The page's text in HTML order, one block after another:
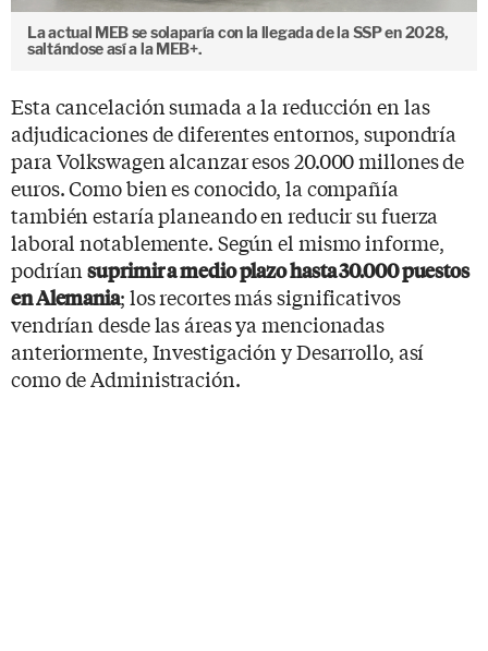
La actual MEB se solaparía con la llegada de la SSP en 2028,
saltándose así a la MEB+.
Esta cancelación sumada a la reducción en las
adjudicaciones de diferentes entornos, supondría
para Volkswagen alcanzar esos 20.000 millones de
euros. Como bien es conocido, la compañía
también estaría planeando en reducir su fuerza
laboral notablemente. Según el mismo informe,
podríansuprimir a medio plazo hasta 30.000 puestos
en Alemania; los recortes más significativos
vendrían desde las áreas ya mencionadas
anteriormente, Investigación y Desarrollo, así
como de Administración.